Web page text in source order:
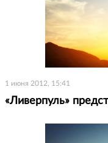
1 июня 2012, 15:41
«Ливерпуль»